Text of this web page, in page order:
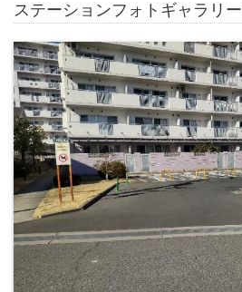
ステーションフォトギャラリー